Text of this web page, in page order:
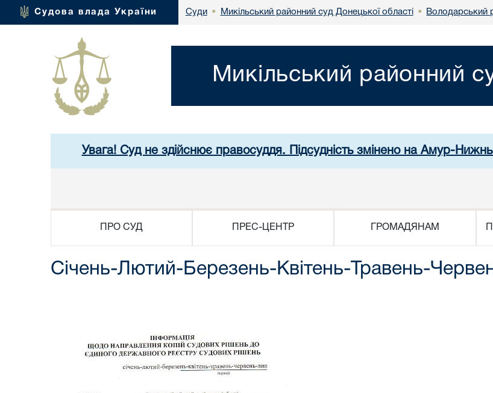
Судова влада України Суди • Микільський районний суд Донецької області • Володарський
Микільський районний
Увага! Суд не здійснює правосуддя. Підсудність змінено на Амур-
ПРО СУД ПРЕС-ЦЕНТР ГРОМАДЯНАМ
Січень-Лютий-Березень-Квітень-Травень-